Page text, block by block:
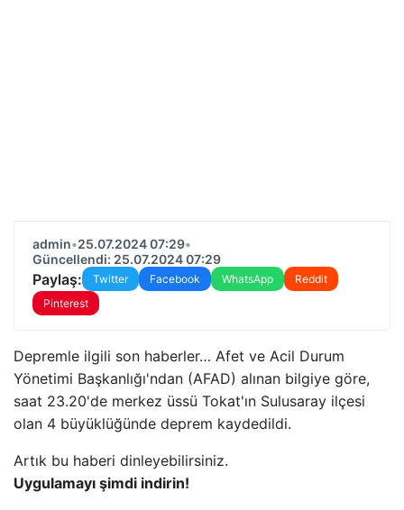
admin•25.07.2024 07:29•
Güncellendi: 25.07.2024 07:29
Paylaş: Twitter Facebook WhatsApp
Reddit
Pinterest
Depremle ilgili son haberler… Afet ve Acil Durum
Yönetimi Başkanlığı'ndan (AFAD) alınan bilgiye göre,
saat 23.20'de merkez üssü Tokat'ın Sulusaray ilçesi
olan 4 büyüklüğünde deprem kaydedildi.
Artık bu haberi dinleyebilirsiniz.
Uygulamayı şimdi indirin!